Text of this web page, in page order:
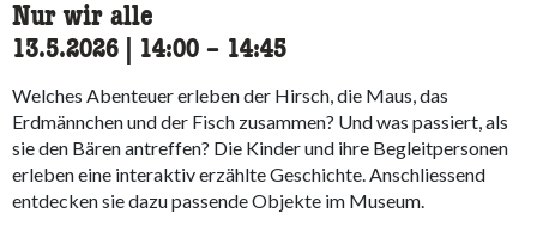
Nur wir alle
13.5.2026 14:00 accessibility.time_to
– 14:45
Welches Abenteuer erleben der Hirsch, die Maus, das
Erdmännchen und der Fisch zusammen? Und was passiert, als
sie den Bären antreffen? Die Kinder und ihre Begleitpersonen
erleben eine interaktiv erzählte Geschichte. Anschliessend
entdecken sie dazu passende Objekte im Museum.